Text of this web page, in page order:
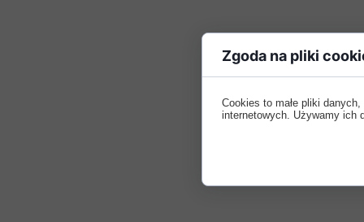
Zgoda na pliki
Cookies to małe pliki
internetowych. Używamy ich